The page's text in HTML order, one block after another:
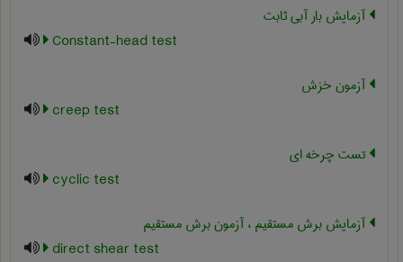
آزمایش بار آبی ثابت
Constant-head test
آزمون خزش
creep test
تست چرخه ای
cyclic test
آزمایش برش مستقیم ، آزمون برش مستقیم
direct shear test